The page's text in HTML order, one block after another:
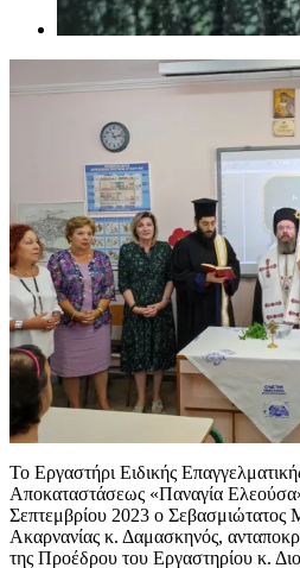
Το Εργαστήρι Ειδικής
Αποκαταστάσεως «Παναγία
Σεπτεμβρίου 2023 ο Σεβασμιώτατος
Ακαρνανίας κ. Δαμασκηνός,
της Προέδρου του Εργαστηρίου κ.